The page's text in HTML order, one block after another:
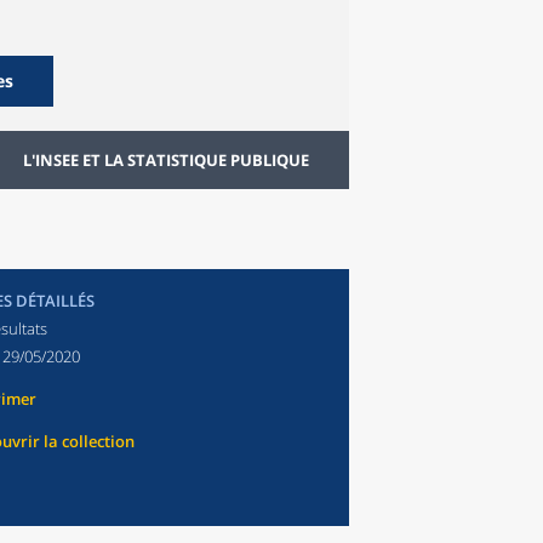
L'INSEE ET LA STATISTIQUE PUBLIQUE
DÉTAILLÉS
29/05/2020
la collection